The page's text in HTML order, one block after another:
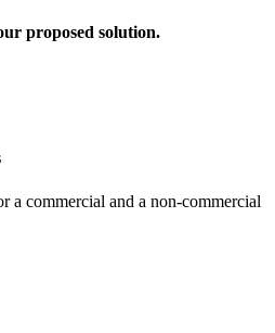
proposed solution.
a commercial and a non-commercial